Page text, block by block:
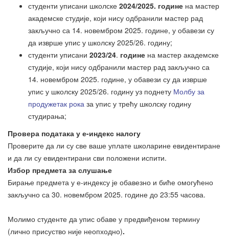
студенти уписани школске 2024/2025. године на мастер
академске студије, који нису одбранили мастер рад
закључно са 14. новембром 2025. године, у обавези су
да изврше упис у школску 2025/26. годину;
студенти уписани 2023/24. године на мастер академске
студије, који нису одбранили мастер рад закључно са
14. новембром 2025. године, у обавези су да изврше
упис у школску 2025/26. годину уз поднету Молбу за
продужетак рока за упис у трећу школску годину
студирања;
Провера података у е-индекс налогу
Проверите да ли су све ваше уплате школарине евидентиране
и да ли су евидентирани сви положени испити.
Избор предмета за слушање
Бирање предмета у е-индексу је обавезно и биће омогућено
закључно са 30. новембром 2025. године до 23:55 часова.
Молимо студенте да упис обаве у предвиђеном термину
(лично присуство није неопходно).